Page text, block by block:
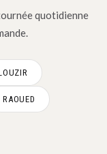
quotidienne
RAOUED